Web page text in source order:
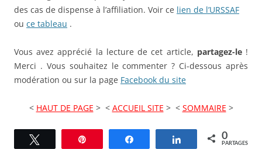
des cas de dispense à l’affiliation. Voir ce lien de l’URSSAF
ou ce tableau .
Vous avez apprécié la lecture de cet article, partagez-le!
Merci . Vous souhaitez le commenter ? Ci-dessous après
modération ou sur la page Facebook du site
< HAUT DE PAGE > < ACCUEIL SITE > < SOMMAIRE >
Partagez 0
PARTAGES